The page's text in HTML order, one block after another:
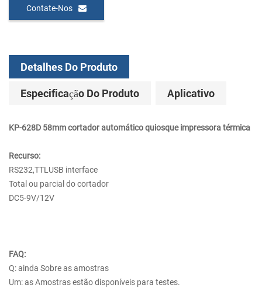
Contate-Nos
Detalhes Do Produto
Especificação Do Produto
Aplicativo
KP-628D 58mm cortador automático quiosque impressora térmica
Recurso:
RS232,TTLUSB interface
Total ou parcial do cortador
DC5-9V/12V
FAQ:
Q: ainda Sobre as amostras
Um: as Amostras estão disponíveis para testes.